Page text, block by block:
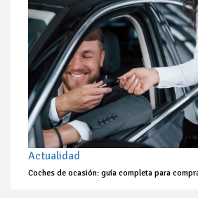
Actualidad
Coches de ocasión: guía completa para